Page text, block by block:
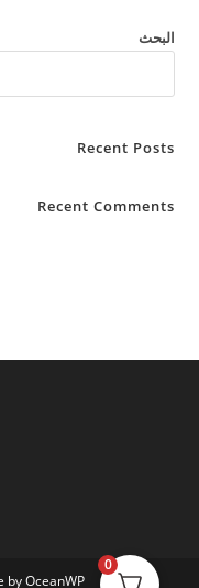
البحث
Recent Posts
Recent Comments
by OceanWP
0